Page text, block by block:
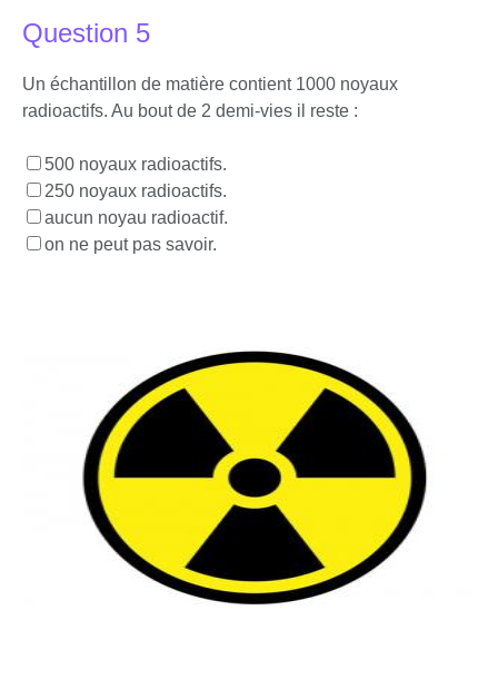
Question 5
Un échantillon de matière contient 1000 noyaux
radioactifs. Au bout de 2 demi-vies il reste :
500 noyaux radioactifs.
250 noyaux radioactifs.
aucun noyau radioactif.
on ne peut pas savoir.